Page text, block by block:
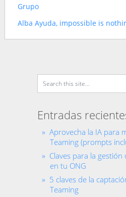
Grupo
Alba Ayuda, impossible is
Entradas
Aprovecha la IA para
Teaming (prompts
Claves para la
en tu ONG
5 claves de la
Teaming